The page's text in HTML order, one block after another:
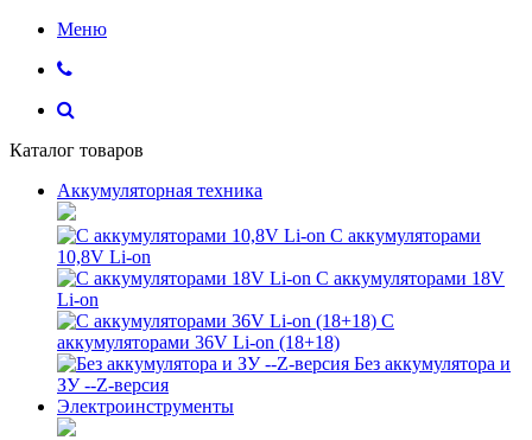
Меню
Каталог товаров
Аккумуляторная техника
С аккумуляторами
10,8V Li-on
С аккумуляторами 18V
Li-on
С
аккумуляторами 36V Li-on (18+18)
Без аккумулятора и
ЗУ --Z-версия
Электроинструменты